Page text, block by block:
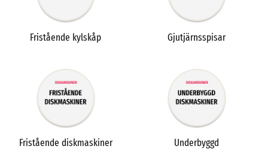
Fristående kylskåp Gjutjärnsspisar
Fristående diskmaskiner Underbyggd